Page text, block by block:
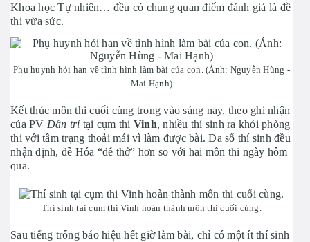
Khoa học Tự nhiên… đều có chung quan điểm đánh giá là đề
thi vừa sức.
Phụ huynh hỏi han về tình hình làm bài của con. (Ảnh: Nguyễn Hùng -
Mai Hạnh)
Kết thúc môn thi cuối cùng trong vào sáng nay, theo ghi nhận
của PV Dân trítại cụm thi Vinh, nhiều thí sinh ra khỏi phòng
thi với tâm trạng thoải mái vì làm được bài. Đa số thí sinh đều
nhận định, đề Hóa “dễ thở” hơn so với hai môn thi ngày hôm
qua.
Thí sinh tại cụm thi Vinh hoàn thành môn thi cuối cùng.
Sau tiếng trống báo hiệu hết giờ làm bài, chỉ có một ít thí sinh